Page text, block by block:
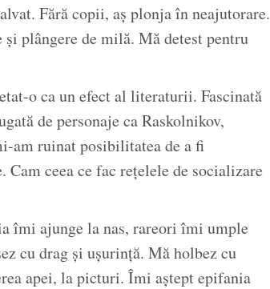
Fără copii, aș plonja în neajutorare.
plângere de milă. Mă detest pentru
o ca un efect al literaturii. Fascinată
de personaje ca Raskolnikov,
am ruinat posibilitatea de a fi
ceea ce fac rețelele de socializare
îmi ajunge la nas, rareori îmi umple
cu drag și ușurință. Mă holbez cu
apei, la picturi. Îmi aștept epifania